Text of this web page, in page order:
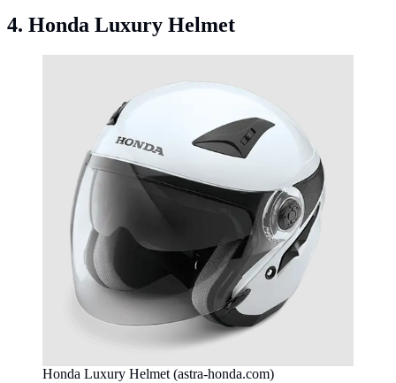
4. Honda Luxury Helmet
Honda Luxury Helmet (astra-honda.com)